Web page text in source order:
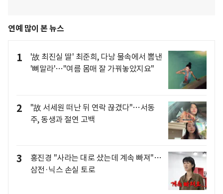
연예 많이 본 뉴스
1
'故 최진실 딸' 최준희, 다낭 물속에서 뽐낸
'뼈말라'…"여름 몸매 잘 가꿔놓았지요"
2
"故 서세원 떠난 뒤 연락 끊겼다"…서동
주, 동생과 절연 고백
3
홍진경 "사라는 대로 샀는데 계속 빠져"…
삼전·닉스 손실 토로